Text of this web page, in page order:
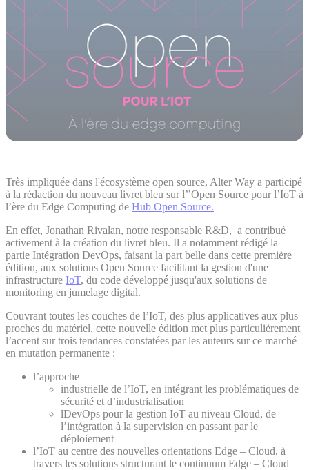
Très impliquée dans l'écosystème open source, Alter Way a participé
à la rédaction du nouveau livret bleu sur l’’Open Source pour l’IoT à
l’ère du Edge Computing de Hub Open Source.
En effet, Jonathan Rivalan, notre responsable R&D, a contribué
activement à la création du livret bleu. Il a notamment rédigé la
partie Intégration DevOps, faisant la part belle dans cette première
édition, aux solutions Open Source facilitant la gestion d'une
infrastructure IoT, du code développé jusqu'aux solutions de
monitoring en jumelage digital.
Couvrant toutes les couches de l’IoT, des plus applicatives aux plus
proches du matériel, cette nouvelle édition met plus particulièrement
l’accent sur trois tendances constatées par les auteurs sur ce marché
en mutation permanente :
l’approche
industrielle de l’IoT, en intégrant les problématiques de
sécurité et d’industrialisation
lDevOps pour la gestion IoT au niveau Cloud, de
l’intégration à la supervision en passant par le
déploiement
l’IoT au centre des nouvelles orientations Edge – Cloud, à
travers les solutions structurant le continuum Edge – Cloud